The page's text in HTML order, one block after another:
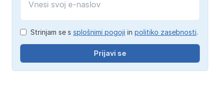
Strinjam se s splošnimi pogoji in politiko zasebnosti.
Prijavi se